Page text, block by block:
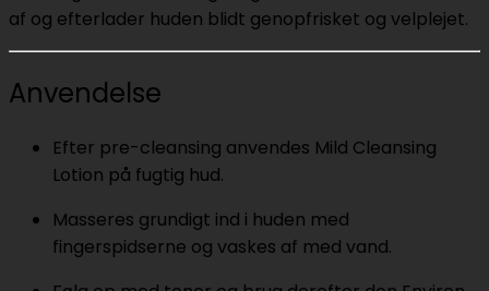
af og efterlader huden blidt genopfrisket og velplejet.
Anvendelse
Efter pre-cleansing anvendes Mild Cleansing
Lotion på fugtig hud.
Masseres grundigt ind i huden med
fingerspidserne og vaskes af med vand.